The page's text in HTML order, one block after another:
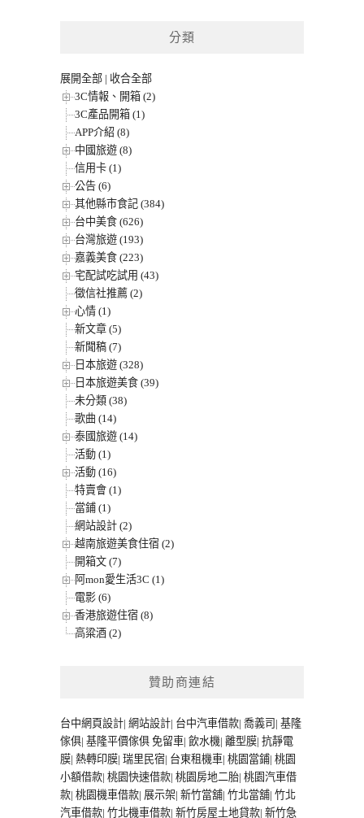
分類
展開全部 | 收合全部
3C情報、開箱 (2)
3C產品開箱 (1)
APP介紹 (8)
中國旅遊 (8)
信用卡 (1)
公告 (6)
其他縣市食記 (384)
台中美食 (626)
台灣旅遊 (193)
嘉義美食 (223)
宅配試吃試用 (43)
徵信社推薦 (2)
心情 (1)
新文章 (5)
新聞稿 (7)
日本旅遊 (328)
日本旅遊美食 (39)
未分類 (38)
歌曲 (14)
泰國旅遊 (14)
活動 (1)
活動 (16)
特賣會 (1)
當鋪 (1)
網站設計 (2)
越南旅遊美食住宿 (2)
開箱文 (7)
阿mon愛生活3C (1)
電影 (6)
香港旅遊住宿 (8)
高粱酒 (2)
贊助商連結
台中網頁設計| 網站設計| 台中汽車借款| 喬義司 | 基隆
傢俱| 基隆平價傢俱 免留車| 飲水機| 離型膜| 抗靜電
膜| 熱轉印膜| 瑞里民宿| 台東租機車| 桃園當鋪| 桃園
小額借款| 桃園快速借款| 桃園房地二胎| 桃園汽車借
款| 桃園機車借款| 展示架| 新竹當舖| 竹北當舖| 竹北
汽車借款| 竹北機車借款| 新竹房屋土地貸款| 新竹急